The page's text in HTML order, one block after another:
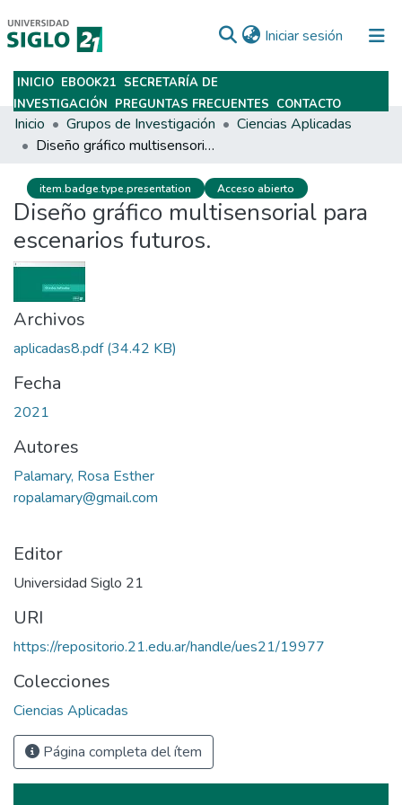
Iniciar sesión (current)
Subir
INICIO EBOOK21 SECRETARÍA DE
INVESTIGACIÓN PREGUNTAS FRECUENTES CONTACTO
Inicio Grupos de Investigación
Ciencias Aplicadas
Diseño gráfico multisensorial para escenarios futuros.
item.badge.type.presentation Acceso abierto
Diseño gráfico multisensorial para
escenarios futuros.
Archivos
aplicadas8.pdf(34.42 KB)
Fecha
2021
Autores
Palamary, Rosa Esther
ropalamary@gmail.com
Editor
Universidad Siglo 21
URI
https://repositorio.21.edu.ar/handle/ues21/19977
Colecciones
Ciencias Aplicadas
Página completa del ítem